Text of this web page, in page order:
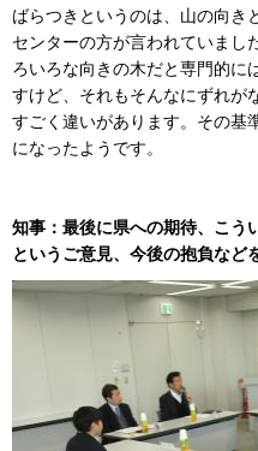
ばらつきというのは、山の向き
センターの方が言われていまし
ろいろな向きの木だと専門的に
すけど、それもそんなにずれが
すごく違いがあります。その基
になったようです。
知事：最後に県への期待、こう
というご意見、今後の抱負など